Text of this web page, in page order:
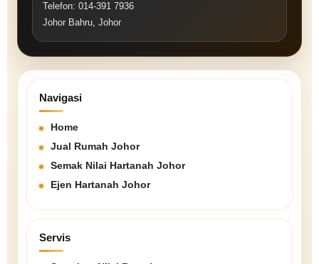
Telefon: 014-391 7936
Johor Bahru, Johor
Navigasi
Home
Jual Rumah Johor
Semak Nilai Hartanah Johor
Ejen Hartanah Johor
Servis